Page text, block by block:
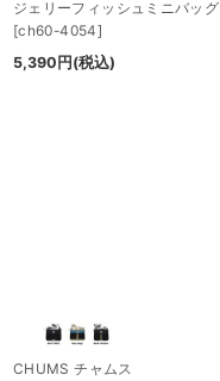
ジェリーフィッシュミニバッグ
[ch60-4054]
5,390 円 (税込)
CHUMS チャムス